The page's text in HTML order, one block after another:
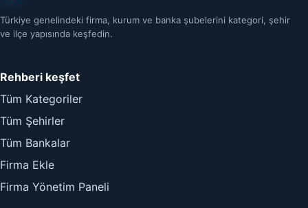
Türkiye genelindeki firma, kurum ve banka şubelerini kategori, şehir
ve ilçe yapısında keşfedin.
Rehberi keşfet
Tüm Kategoriler
Tüm Şehirler
Tüm Bankalar
Firma Ekle
Firma Yönetim Paneli